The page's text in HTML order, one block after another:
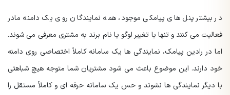
در بیشتر پنل های پیامکی موجود، همه نمایندگان روی یک دامنه مادر
فعالیت می کنند و تنها با تغییر لوگو یا نام برند به مشتری معرفی می شوند.
اما در رادین پیامک، نمایندگی ها یک سامانه کاملاً اختصاصی روی دامنه
خود دارند. این موضوع باعث می شود مشتریان شما متوجه هیچ شباهتی
با دیگر نمایندگی ها نشوند و حس یک سامانه حرفه ای و کاملاً مستقل را